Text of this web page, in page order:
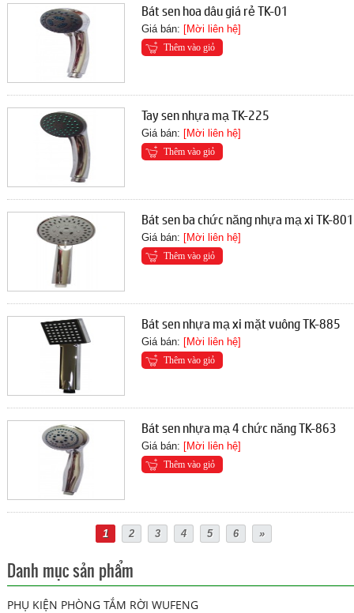
Bát sen hoa dâu giá rẻ TK-01
Giá bán: [Mời liên hệ]
Thêm vào giỏ
Tay sen nhựa mạ TK-225
Giá bán: [Mời liên hệ]
Thêm vào giỏ
Bát sen ba chức năng nhựa mạ xi TK-801
Giá bán: [Mời liên hệ]
Thêm vào giỏ
Bát sen nhựa mạ xi mặt vuông TK-885
Giá bán: [Mời liên hệ]
Thêm vào giỏ
Bát sen nhựa mạ 4 chức năng TK-863
Giá bán: [Mời liên hệ]
Thêm vào giỏ
1 2 3 4 5 6 »
Danh mục sản phẩm
PHỤ KIỆN PHÒNG TẮM RỜI WUFENG